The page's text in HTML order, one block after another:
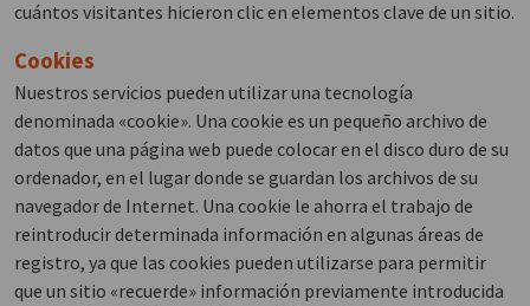
cuántos visitantes hicieron clic en elementos clave de un sitio.
Cookies
Nuestros servicios pueden utilizar una tecnología
denominada «cookie». Una cookie es un pequeño archivo de
datos que una página web puede colocar en el disco duro de su
ordenador, en el lugar donde se guardan los archivos de su
navegador de Internet. Una cookie le ahorra el trabajo de
reintroducir determinada información en algunas áreas de
registro, ya que las cookies pueden utilizarse para permitir
que un sitio «recuerde» información previamente introducida